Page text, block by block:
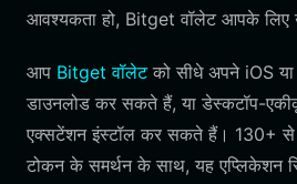
आवश्यकता हो, Bitget वॉलेट आपके लिए
आप Bitget वॉलेटको सीधे अपने iOS
डाउनलोड कर सकते हैं, या डेस्कटॉप-
एक्सटेंशन इंस्टॉल कर सकते हैं। 130+ से
टोकन के समर्थन के साथ, यह एप्लिकेशन